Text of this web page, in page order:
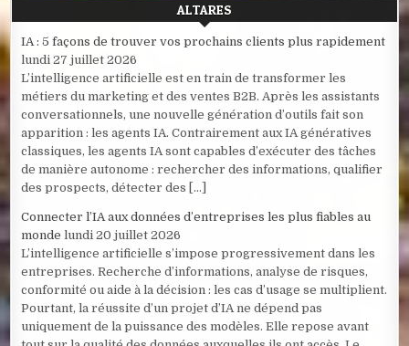
ALTARES
IA : 5 façons de trouver vos prochains clients plus rapidement
lundi 27 juillet 2026
L’intelligence artificielle est en train de transformer les
métiers du marketing et des ventes B2B. Après les assistants
conversationnels, une nouvelle génération d’outils fait son
apparition : les agents IA. Contrairement aux IA génératives
classiques, les agents IA sont capables d’exécuter des tâches
de manière autonome : rechercher des informations, qualifier
des prospects, détecter des […]
Connecter l’IA aux données d’entreprises les plus fiables au
monde lundi 20 juillet 2026
L’intelligence artificielle s’impose progressivement dans les
entreprises. Recherche d’informations, analyse de risques,
conformité ou aide à la décision : les cas d’usage se multiplient.
Pourtant, la réussite d’un projet d’IA ne dépend pas
uniquement de la puissance des modèles. Elle repose avant